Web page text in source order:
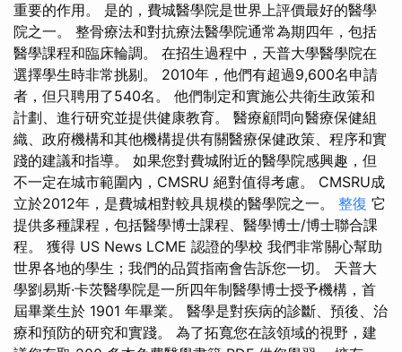
重要的作用。 是的，費城醫學院是世界上評價最好的醫學
院之一。 整骨療法和對抗療法醫學院通常為期四年，包括
醫學課程和臨床輪調。 在招生過程中，天普大學醫學院在
選擇學生時非常挑剔。 2010年，他們有超過9,600名申請
者，但只聘用了540名。 他們制定和實施公共衛生政策和
計劃、進行研究並提供健康教育。 醫療顧問向醫療保健組
織、政府機構和其他機構提供有關醫療保健政策、程序和實
踐的建議和指導。 如果您對費城附近的醫學院感興趣，但
不一定在城市範圍內，CMSRU 絕對值得考慮。 CMSRU成
立於2012年，是費城相對較具規模的醫學院之一。 整復 它
提供多種課程，包括醫學博士課程、醫學博士/博士聯合課
程。 獲得 US News LCME 認證的學校 我們非常關心幫助
世界各地的學生；我們的品質指南會告訴您一切。 天普大
學劉易斯·卡茨醫學院是一所四年制醫學博士授予機構，首
屆畢業生於 1901 年畢業。 醫學是對疾病的診斷、預後、治
療和預防的研究和實踐。 為了拓寬您在該領域的視野，建